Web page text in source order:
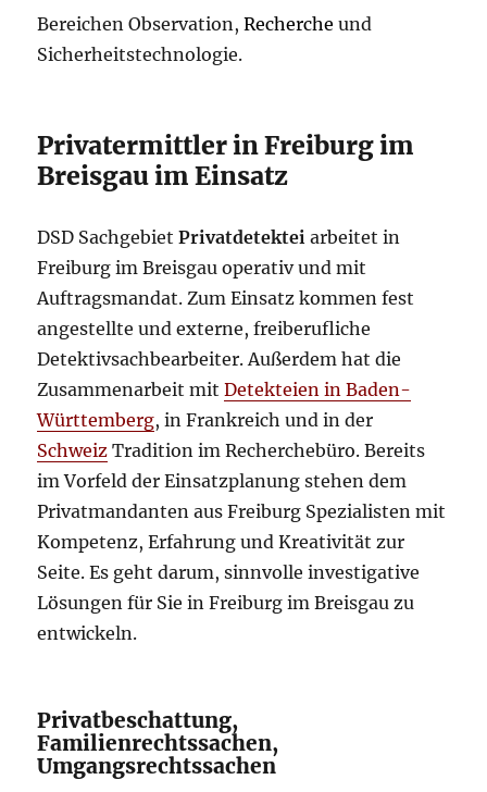
Bereichen Observation,Recherche und
Sicherheitstechnologie.
Privatermittler in Freiburg im
Breisgau im Einsatz
DSD SachgebietPrivatdetektei arbeitet in
Freiburg im Breisgau operativ und mit
Auftragsmandat. Zum Einsatz kommen fest
angestellte und externe, freiberufliche
Detektivsachbearbeiter. Außerdem hat die
Zusammenarbeit mitDetekteien in Baden-
Württemberg, in Frankreich und in der
Schweiz Tradition im Recherchebüro. Bereits
im Vorfeld der Einsatzplanung stehen dem
Privatmandanten aus Freiburg Spezialisten mit
Kompetenz, Erfahrung und Kreativität zur
Seite. Es geht darum, sinnvolle investigative
Lösungen für Sie in Freiburg im Breisgau zu
entwickeln.
Privatbeschattung,
Familienrechtssachen,
Umgangsrechtssachen